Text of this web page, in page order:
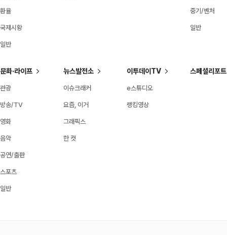
환율
국제시황
일반
중기/벤처
일반
문화·라이프
관광
방송/TV
영화
음악
공연/출판
스포츠
일반
뉴스발전소
이슈크래커
요즘, 이거
그래픽스
한 컷
이투데이TV
e스튜디오
랭킹영상
스페셜리포트